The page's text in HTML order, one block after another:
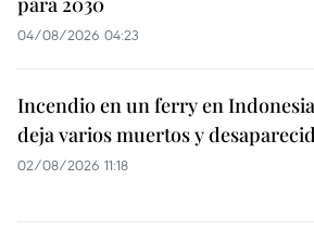
04/08/2026 04:23
Incendio en un ferry en Indonesia
deja varios muertos y
02/08/2026 11:18